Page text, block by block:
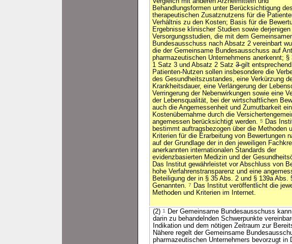
Behandlungsformen unter Berücksichtigung des
therapeutischen Zusatznutzens für die
Verhältnis zu den Kosten; Basis für die
Ergebnisse klinischer Studien sowie derjenigen
Versorgungsstudien, die mit dem
Bundesausschuss nach Absatz 2 vereinbart
die der Gemeinsame Bundesausschuss auf
pharmazeutischen Unternehmens anerkennt; §
1 Satz 3 und Absatz 2 Satz 3gilt
Patienten-Nutzen sollen insbesondere die
des Gesundheitszustandes, eine Verkürzung
Krankheitsdauer, eine Verlängerung der
Verringerung der Nebenwirkungen sowie eine
der Lebensqualität, bei der wirtschaftlichen
auch die Angemessenheit und Zumutbarkeit
Kostenübernahme durch die
angemessen berücksichtigt werden. 5 Das
bestimmt auftragsbezogen über die Methoden
Kriterien für die Erarbeitung von Bewertungen
auf der Grundlage der in den jeweiligen
anerkannten internationalen Standards der
evidenzbasierten Medizin und der
Das Institut gewährleistet vor Abschluss von
hohe Verfahrenstransparenz und eine
Beteiligung der in § 35 Abs. 2 und § 139a Abs.
Genannten. 7
Das Institut veröffentlicht die
Methoden und Kriterien im Internet.
(2) 1
Der Gemeinsame Bundesausschuss
darin zu behandelnden Schwerpunkte
Indikation und dem nötigen Zeitraum zur
Nähere regelt der Gemeinsame
pharmazeutischen Unternehmers bevorzugt in